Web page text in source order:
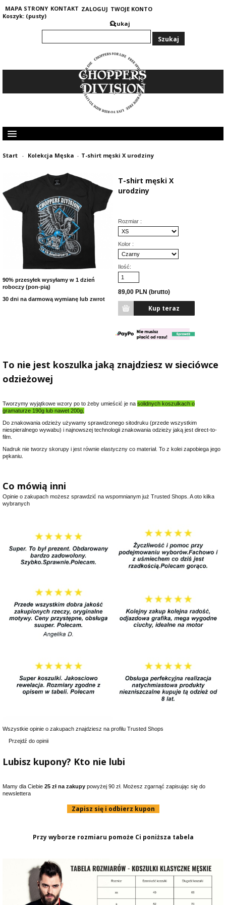
MAPA STRONY KONTAKT ZALOGUJ TWOJE KONTO
Koszyk: (pusty)
Szukaj
KOLEKCJA DAMSKA
OPINIE KLIENTÓW
Start - Kolekcja Męska - T-shirt męski X urodziny
90% przesyłek wysyłamy w 1 dzień
roboczy (pon-pią)
30 dni na darmową wymianę lub zwrot
T-shirt męski X
urodziny
Rozmiar :
Kolor :
Ilość:
89,00 PLN (brutto)
To nie jest koszulka jaką znajdziesz w sieciówce
odzieżowej
Tworzymy wyjątkowe wzory po to żeby umieścić je na solidnych koszulkach o
gramaturze 190g lub nawet 200g.
Do znakowania odzieży używamy sprawdzonego sitodruku (przede wszystkim
niespieralnego wywabu) i najnowszej technologii znakowania odzieży jaką jest direct-to-
film.
Nadruk nie tworzy skorupy i jest równie elastyczny co materiał. To z kolei zapobiega jego
pękaniu.
Co mówią inni
Opinie o zakupach możesz sprawdzić na wspomnianym już Trusted Shops. A oto kilka
wybranych
Wszystkie opinie o zakupach znajdziesz na profilu Trusted Shops
Przejdź do opinii
Lubisz kupony? Kto nie lubi
Mamy dla Ciebie 25 zł na zakupy powyżej 90 zł. Możesz zgarnąć zapisując się do
newslettera
Zapisz się i odbierz kupon
Przy wyborze rozmiaru pomoże Ci poniższa tabela